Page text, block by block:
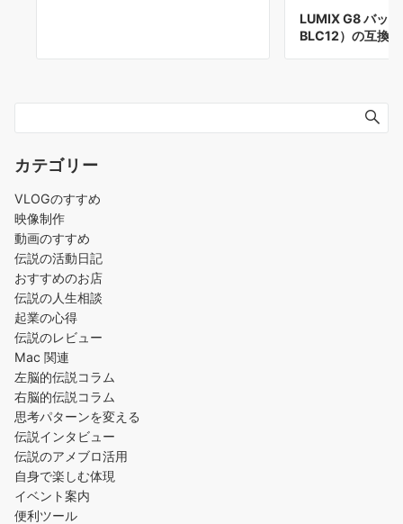
LUMIX G8 バッ
BLC12）の互換
カテゴリー
VLOGのすすめ
映像制作
動画のすすめ
伝説の活動日記
おすすめのお店
伝説の人生相談
起業の心得
伝説のレビュー
Mac 関連
左脳的伝説コラム
右脳的伝説コラム
思考パターンを変える
伝説インタビュー
伝説のアメブロ活用
自身で楽しむ体現
イベント案内
便利ツール